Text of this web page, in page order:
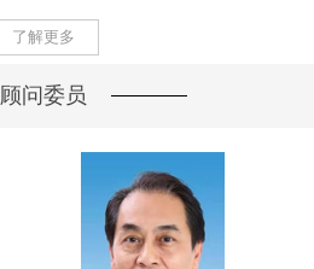
了解更多
顾问委员